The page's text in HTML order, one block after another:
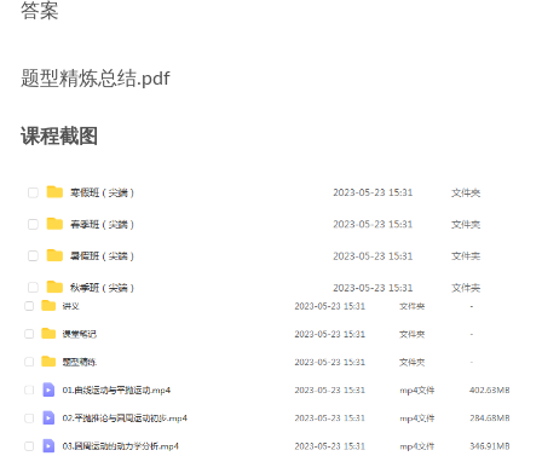
答案
题型精炼总结.pdf
课程截图